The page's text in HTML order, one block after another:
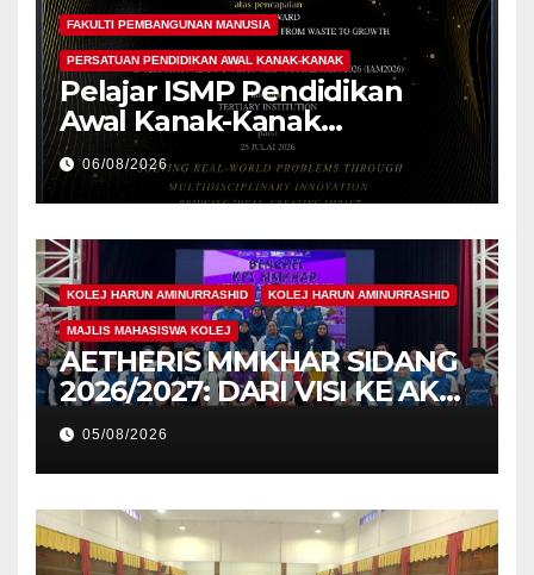
FAKULTI PEMBANGUNAN MANUSIA
PERSATUAN PENDIDIKAN AWAL KANAK-KANAK
Pelajar ISMP Pendidikan
Awal Kanak-Kanak
Cemerlang Raih
Pengiktirafan Antarabangsa
di IAM2026
06/08/2026
KOLEJ HARUN AMINURRASHID KOLEJ HARUN AMINURRASHID
MAJLIS MAHASISWA KOLEJ
AETHERIS MMKHAR SIDANG
2026/2027: DARI VISI KE AKSI,
MEMBINA LEGASI GENERASI
PEMIMPIN
05/08/2026